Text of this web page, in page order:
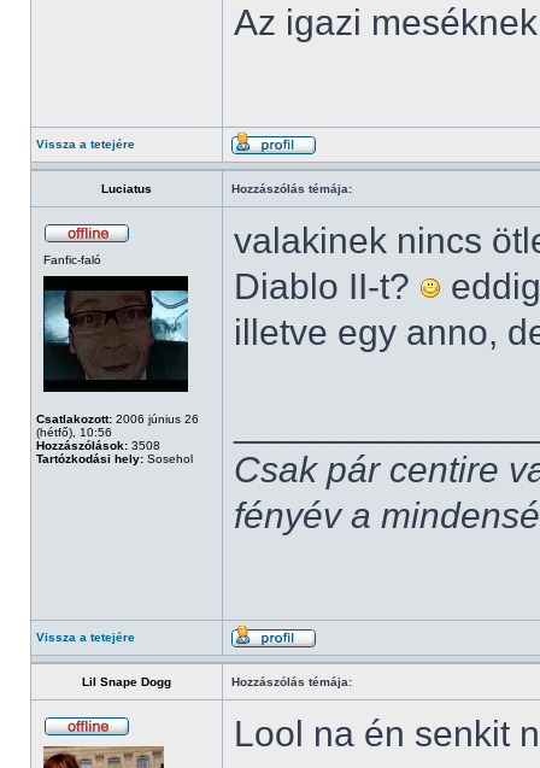
Az igazi
Vissza a tetejére
Luciatus Hozzászólás témája:
Fanfic-faló
Csatlakozott: 2006 június 26
(hétfő), 10:56
Hozzászólások: 3508
Tartózkodási hely: Sosehol
valakinek nincs
Diablo II-t?
illetve egy anno,
Csak pár centire
fényév a
Vissza a tetejére
Lil Snape Dogg Hozzászólás témája:
Lool na én senkit